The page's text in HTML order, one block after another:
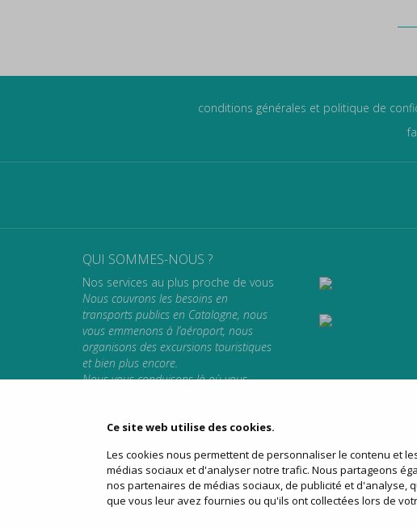
Ce site web utilise des cookies.
Les cookies nous permettent de personnaliser le contenu et
médias sociaux et d'analyser notre trafic. Nous partageons
nos partenaires de médias sociaux, de publicité et d'analyse,
que vous leur avez fournies ou qu'ils ont collectées lors de
conditions générales et politique de
QUI SOMMES-NOUS ?
Nos services au plus proche de vous
Nous couvrons les besoins en
transports publics en Catalogne, nous
vous emmenons à l’aéroport, nous
organisons des excursions touristiques
et bien plus encore.
Nous vous conduisons là où vous
page d’accueil qui sommes-nous